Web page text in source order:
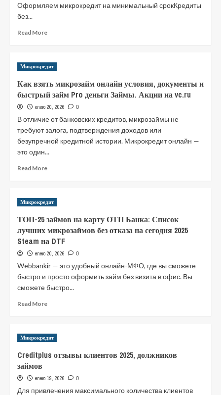
Оформляем микрокредит на минимальный срокКредиты
без...
Read MoreRead
кредитная
влияет
на
шансы
получить
в
Казахстане
Микрокредит
Как взять микрозайм онлайн условия, документы и
быстрый займ Pro деньги Займы. Акции на vc.ru
enero 20, 2026 0
В отличие от банковских кредитов, микрозаймы не
требуют залога, подтверждения доходов или
безупречной кредитной истории. Микрокредит онлайн —
это один...
Read MoreRead
взять
онлайн
условия,
документы
и
займ
Pro
деньги
Микрокредит
ТОП-25 займов на карту ОТП Банка: Список
лучших микрозаймов без отказа на сегодня 2025
Steam на DTF
enero 20, 2026 0
Webbankir — это удобный онлайн-МФО, где вы сможете
быстро и просто оформить займ без визита в офис. Вы
сможете быстро...
Read MoreRead
займов
карту
Банка:
Микрокредит
Creditplus отзывы клиентов 2025, должников
займов
enero 19, 2026 0
Для привлечения максимального количества клиентов